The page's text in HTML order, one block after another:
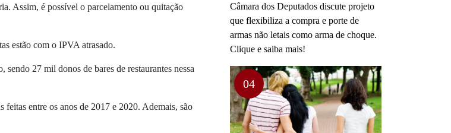
Assim, é possível o parcelamento ou quitação
estão com o IPVA atrasado.
27 mil donos de bares de restaurantes nessa
feitas entre os anos de 2017 e 2020. Ademais, são
Câmara dos Deputados discute projeto
que flexibiliza a compra e porte de
armas não letais como arma de choque.
Clique e saiba mais!
04